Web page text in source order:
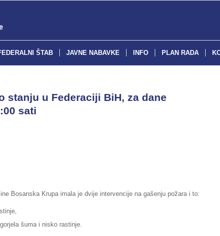
ŠTAB JAVNE NABAVKE INFO PLAN RADA
stanju u Federaciji BiH, za dane
sati
Bosanska Krupa imala je dvije intervencije na gašenju požara i to:
šuma i nisko rastinje.